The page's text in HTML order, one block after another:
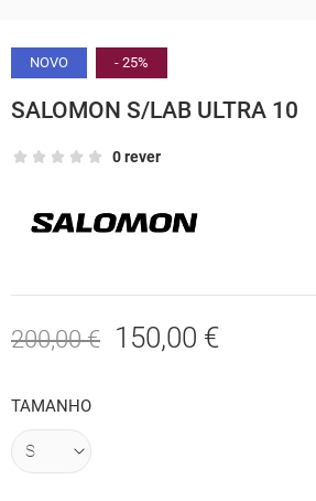
NOVO - 25%
SALOMON S/LAB ULTRA 10
0 rever
200,00 € 150,00 €
TAMANHO